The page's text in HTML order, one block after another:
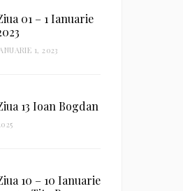
01 – 1 Ianuarie
1, 2023
13 Ioan Bogdan
10 – 10 Ianuarie